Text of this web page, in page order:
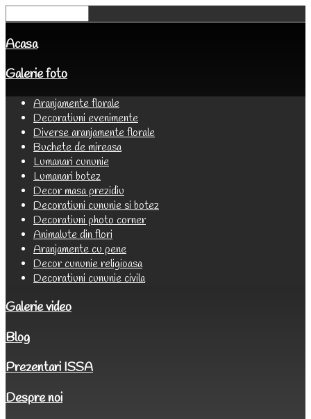
Acasa
Galerie foto
Aranjamente florale
Decoratiuni evenimente
Diverse aranjamente florale
Buchete de mireasa
Lumanari cununie
Lumanari botez
Decor masa prezidiu
Decoratiuni cununie si botez
Decoratiuni photo corner
Animalute din flori
Aranjamente cu pene
Decor cununie religioasa
Decoratiuni cununie civila
Galerie video
Blog
Prezentari ISSA
Despre noi